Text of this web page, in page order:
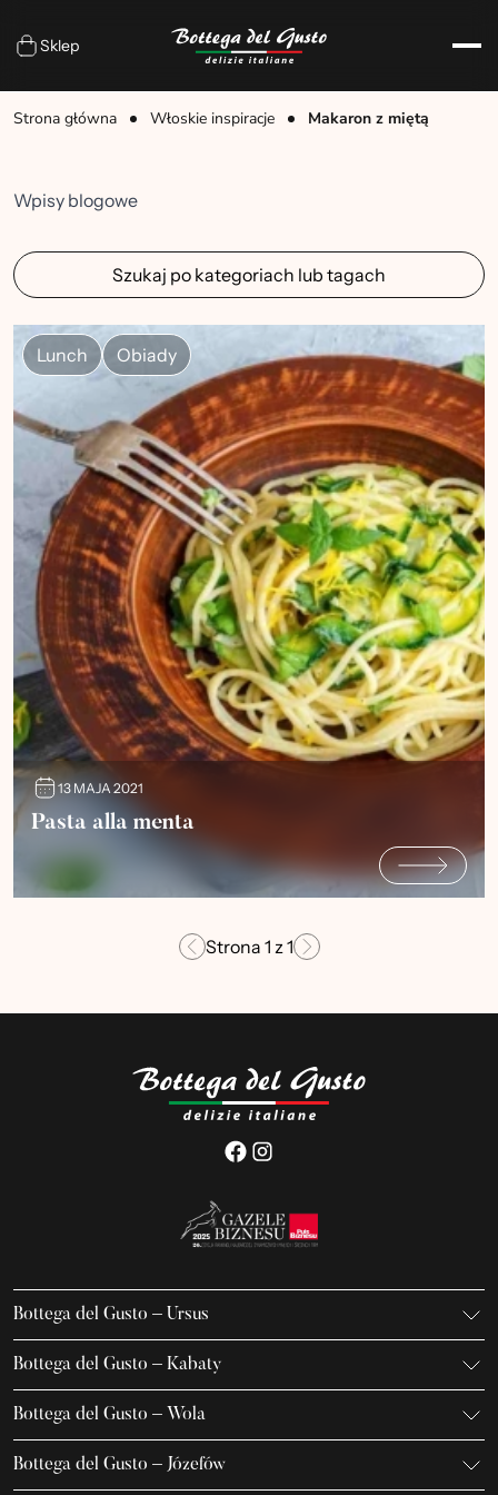
Sklep
Strona główna Włoskie inspiracje Makaron z miętą
Wpisy blogowe
Szukaj po kategoriach lub tagach
Lunch Obiady
13 MAJA 2021
Pasta alla menta
Strona 1 z1
Bottega del Gusto – Ursus
K. Gierdziejewskiego 7
02-495 Warszawa
+48 666 736 899
Bottega del Gusto – Kabaty
Iwanowa-Szajnowicza 7/U1
02-796 Warszawa
+48 600 155 636
Bottega del Gusto – Wola
Jana Kazimierza 23/U5
01-248 Warszawa
Bottega del Gusto – Józefów